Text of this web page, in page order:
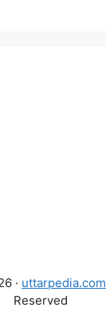
· uttarpedia.com
Reserved